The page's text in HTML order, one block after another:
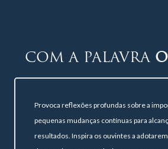
COM A PALAVRA
Provoca reflexões profundas sobre a
pequenas mudanças contínuas para
resultados. Inspira os ouvintes a